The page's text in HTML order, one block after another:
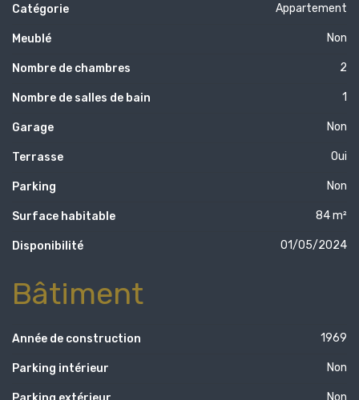
Catégorie Appartement
Meublé Non
Nombre de chambres 2
Nombre de salles de bain 1
Garage Non
Terrasse Oui
Parking Non
Surface habitable 84 m²
Disponibilité 01/05/2024
Bâtiment
Année de construction 1969
Parking intérieur Non